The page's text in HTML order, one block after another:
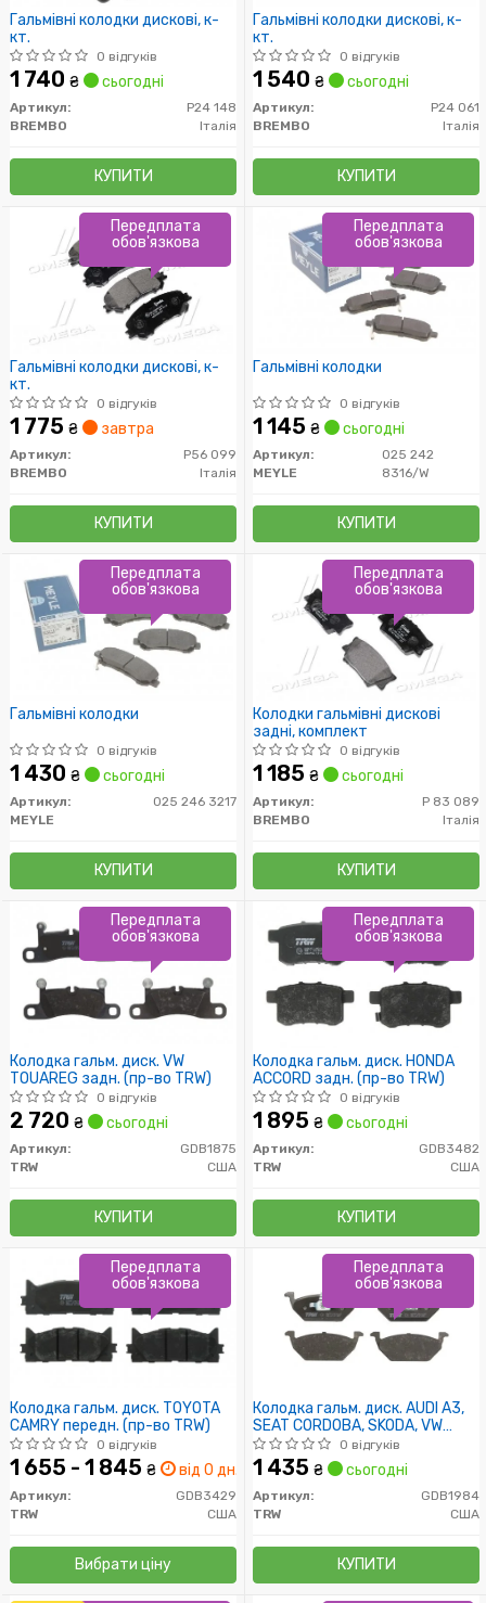
Гальмівні колодки дискові, к-
кт.
0 відгуків
1 740 ₴ сьогодні
Артикул:
P24 148
BREMBO
Італія
КУПИТИ
Гальмівні колодки дискові, к-
кт.
0 відгуків
1 540 ₴ сьогодні
Артикул:
P24 061
BREMBO
Італія
КУПИТИ
Гальмівні колодки дискові, к-
кт.
0 відгуків
1 775 ₴ завтра
Артикул:
P56 099
BREMBO
Італія
КУПИТИ
Передплата
обов'язкова
Гальмівні колодки
0 відгуків
1 145 ₴ сьогодні
Артикул:
025 242
8316/W
MEYLE
КУПИТИ
Передплата
обов'язкова
Гальмівні колодки
0 відгуків
1 430 ₴ сьогодні
Артикул:
025 246 3217
MEYLE
КУПИТИ
Передплата
обов'язкова
Колодки гальмівні дискові
задні, комплект
0 відгуків
1 185 ₴ сьогодні
Артикул:
P 83 089
BREMBO
Італія
КУПИТИ
Передплата
обов'язкова
Колодка гальм. диск. VW
TOUAREG задн. (пр-во TRW)
0 відгуків
2 720 ₴ сьогодні
Артикул:
GDB1875
TRW
США
КУПИТИ
Передплата
обов'язкова
Колодка гальм. диск. HONDA
ACCORD задн. (пр-во TRW)
0 відгуків
1 895 ₴ сьогодні
Артикул:
GDB3482
TRW
США
КУПИТИ
Передплата
обов'язкова
Колодка гальм. диск. TOYOTA
CAMRY передн. (пр-во TRW)
0 відгуків
1 655 - 1 845 ₴ від 0 дн.
Артикул:
GDB3429
TRW
США
Вибрати ціну
Передплата
обов'язкова
Колодка гальм. диск. AUDI A3,
SEAT CORDOBA, SKODA, VW
передн. (пр-во TRW)
0 відгуків
1 435 ₴ сьогодні
Артикул:
GDB1984
TRW
США
КУПИТИ
Передплата
обов'язкова